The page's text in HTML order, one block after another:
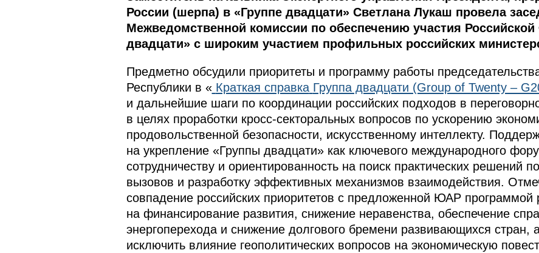
России (шерпа) в «Группе двадцати» Светлана Лукаш провела
Межведомственной комиссии по обеспечению участия
двадцати» с широким участием профильных российских
Предметно обсудили приоритеты и программу работы
Республики в « Краткая справка Группа двадцати (Group of Twenty –
и дальнейшие шаги по координации российских подходов в
в целях проработки кросс-секторальных вопросов по ускорению
продовольственной безопасности, искусственному интеллекту.
на укрепление «Группы двадцати» как ключевого международного
сотрудничеству и ориентированность на поиск практических решений
вызовов и разработку эффективных механизмов взаимодействия.
совпадение российских приоритетов с предложенной ЮАР программой
на финансирование развития, снижение неравенства, обеспечение
энергоперехода и снижение долгового бремени развивающихся
исключить влияние геополитических вопросов на экономическую